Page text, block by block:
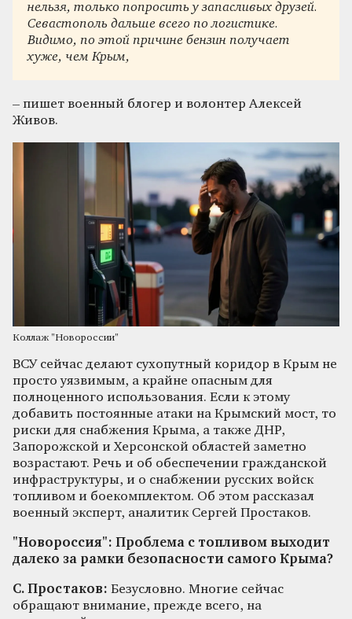
нельзя, только попросить у запасливых друзей.
Севастополь дальше всего по логистике.
Видимо, по этой причине бензин получает
хуже, чем Крым,
– пишет военный блогер и волонтер Алексей
Живов.
Коллаж "Новороссии"
ВСУ сейчас делают сухопутный коридор в Крым не
просто уязвимым, а крайне опасным для
полноценного использования. Если к этому
добавить постоянные атаки на Крымский мост, то
риски для снабжения Крыма, а также ДНР,
Запорожской и Херсонской областей заметно
возрастают. Речь и об обеспечении гражданской
инфраструктуры, и о снабжении русских войск
топливом и боекомплектом. Об этом рассказал
военный эксперт, аналитик Сергей Простаков.
"Новороссия": Проблема с топливом выходит
далеко за рамки безопасности самого Крыма?
С. Простаков: Безусловно. Многие сейчас
обращают внимание, прежде всего, на